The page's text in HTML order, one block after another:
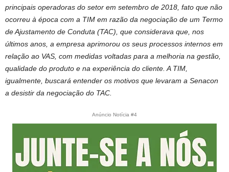
principais operadoras do setor em setembro de 2018, fato que não
ocorreu à época com a TIM em razão da negociação de um Termo
de Ajustamento de Conduta (TAC), que considerava que, nos
últimos anos, a empresa aprimorou os seus processos internos em
relação ao VAS, com medidas voltadas para a melhoria na gestão,
qualidade do produto e na experiência do cliente. A TIM,
igualmente, buscará entender os motivos que levaram a Senacon
a desistir da negociação do TAC.
Anúncio Notícia #4